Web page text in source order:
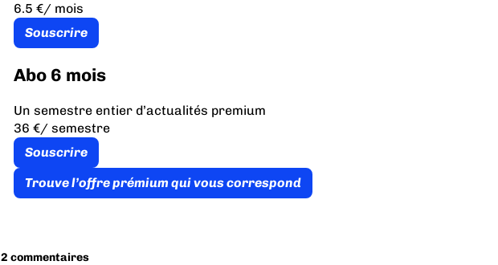
6.5 €/ mois
Souscrire
Abo 6 mois
Un semestre entier d’actualités premium
36 €/ semestre
Souscrire
Trouve l’offre prémium qui vous correspond
2 commentaires